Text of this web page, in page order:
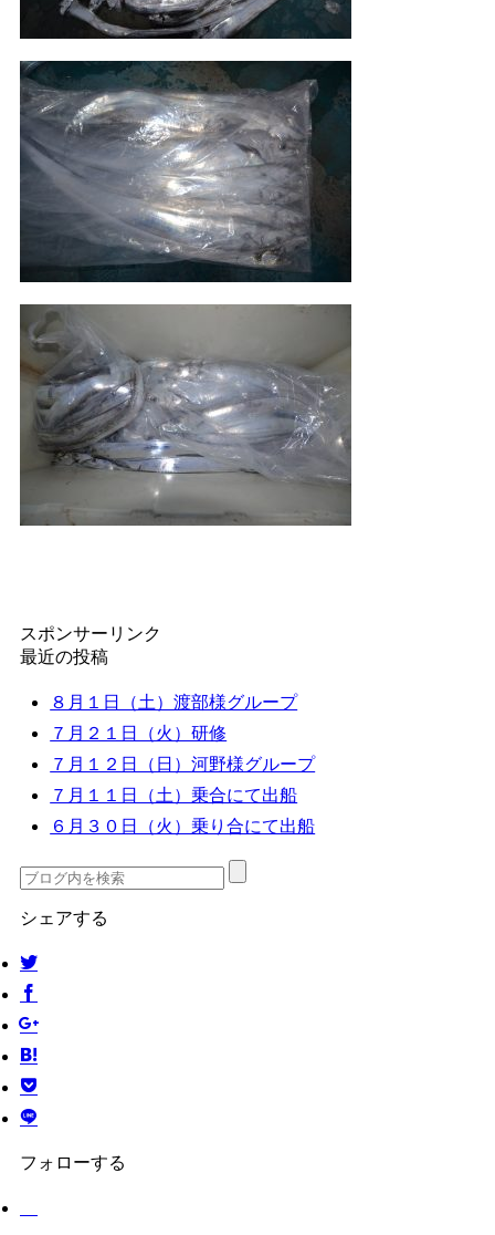
スポンサーリンク
最近の投稿
８月１日（土）渡部様グループ
７月２１日（火）研修
７月１２日（日）河野様グループ
７月１１日（土）乗合にて出船
６月３０日（火）乗り合にて出船
シェアする
フォローする